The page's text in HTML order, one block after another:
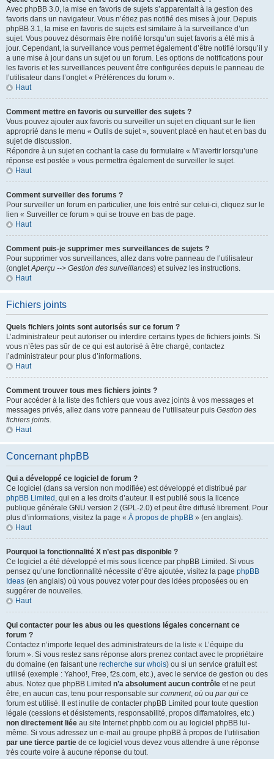
Avec phpBB 3.0, la mise en favoris de sujets s’apparentait à la gestion des
favoris dans un navigateur. Vous n’étiez pas notifié des mises à jour. Depuis
phpBB 3.1, la mise en favoris de sujets est similaire à la surveillance d’un
sujet. Vous pouvez désormais être notifié lorsqu’un sujet favoris a été mis à
jour. Cependant, la surveillance vous permet également d’être notifié lorsqu’il y
a une mise à jour dans un sujet ou un forum. Les options de notifications pour
les favoris et les surveillances peuvent être configurées depuis le panneau de
l’utilisateur dans l’onglet « Préférences du forum ».
Haut
Comment mettre en favoris ou surveiller des sujets ?
Vous pouvez ajouter aux favoris ou surveiller un sujet en cliquant sur le lien
approprié dans le menu « Outils de sujet », souvent placé en haut et en bas du
sujet de discussion.
Répondre à un sujet en cochant la case du formulaire « M’avertir lorsqu’une
réponse est postée » vous permettra également de surveiller le sujet.
Haut
Comment surveiller des forums ?
Pour surveiller un forum en particulier, une fois entré sur celui-ci, cliquez sur le
lien « Surveiller ce forum » qui se trouve en bas de page.
Haut
Comment puis-je supprimer mes surveillances de sujets ?
Pour supprimer vos surveillances, allez dans votre panneau de l’utilisateur
(ongletAperçu --> Gestion des surveillances) et suivez les instructions.
Haut
Fichiers joints
Quels fichiers joints sont autorisés sur ce forum ?
L’administrateur peut autoriser ou interdire certains types de fichiers joints. Si
vous n’êtes pas sûr de ce qui est autorisé à être chargé, contactez
l’administrateur pour plus d’informations.
Haut
Comment trouver tous mes fichiers joints ?
Pour accéder à la liste des fichiers que vous avez joints à vos messages et
messages privés, allez dans votre panneau de l’utilisateur puis Gestion des
fichiers joints.
Haut
Concernant phpBB
Qui a développé ce logiciel de forum ?
Ce logiciel (dans sa version non modifiée) est développé et distribué par
phpBB Limited , qui en a les droits d’auteur. Il est publié sous la licence
publique générale GNU version 2 (GPL-2.0) et peut être diffusé librement. Pour
plus d’informations, visitez la page « À propos de phpBB » (en anglais).
Haut
Pourquoi la fonctionnalité X n’est pas disponible ?
Ce logiciel a été développé et mis sous licence par phpBB Limited. Si vous
pensez qu’une fonctionnalité nécessite d’être ajoutée, visitez la page phpBB
Ideas (en anglais) où vous pouvez voter pour des idées proposées ou en
suggérer de nouvelles.
Haut
Qui contacter pour les abus ou les questions légales concernant ce
forum ?
Contactez n’importe lequel des administrateurs de la liste « L’équipe du
forum ». Si vous restez sans réponse alors prenez contact avec le propriétaire
du domaine (en faisant une recherche sur whois) ou si un service gratuit est
utilisé (exemple : Yahoo!, Free, f2s.com, etc.), avec le service de gestion ou des
abus. Notez que phpBB Limited n’a absolument aucun contrôle et ne peut
être, en aucun cas, tenu pour responsable sur comment, où ou par qui ce
forum est utilisé. Il est inutile de contacter phpBB Limited pour toute question
légale (cessions et désistements, responsabilité, propos diffamatoires, etc.)
non directement liée au site Internet phpbb.com ou au logiciel phpBB lui-
même. Si vous adressez un e-mail au groupe phpBB à propos de l’utilisation
par une tierce partie de ce logiciel vous devez vous attendre à une réponse
très courte voire à aucune réponse du tout.